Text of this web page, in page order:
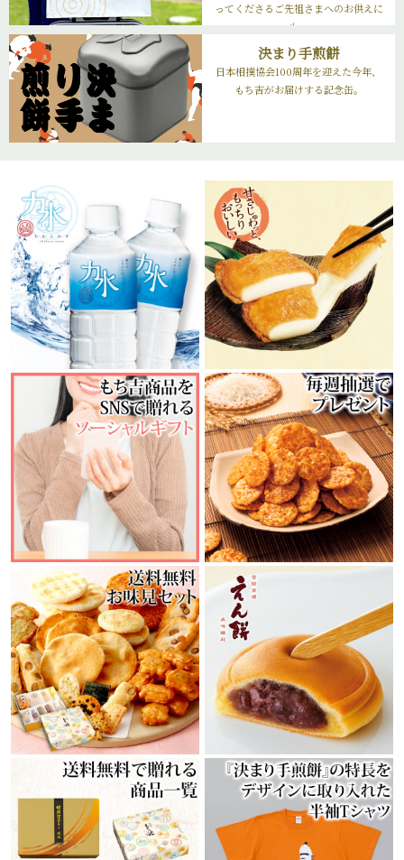
ってくださるご先祖さまへのお供えに
も。
決まり手煎餅
日本相撲協会100周年を迎えた今年、
もち吉がお届けする記念缶。